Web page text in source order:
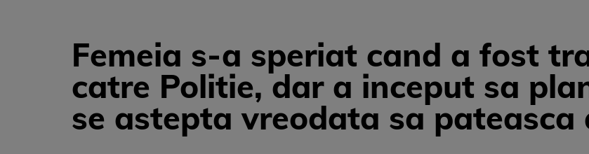
Femeia s-a speriat cand a fost
catre Politie, dar a inceput sa
se astepta vreodata sa pateasca